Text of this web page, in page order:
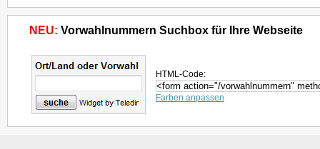
NEU: Vorwahlnummern Suchbox für Ihre Webseite
HTML-Code:
Farben anpassen